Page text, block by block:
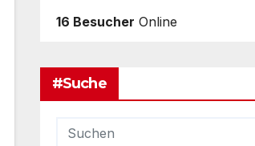
16 Besucher Online
#Suche